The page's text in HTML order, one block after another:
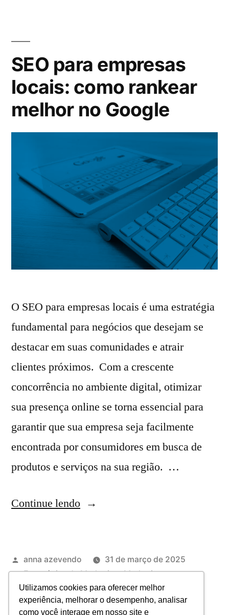
Utilizamos cookies para oferecer melhor
experiência, melhorar o desempenho, analisar
como você interage em nosso site e
SEO para empresas
locais: como rankear
melhor no Google
O SEO para empresas locais é uma estratégia
fundamental para negócios que desejam se
destacar em suas comunidades e atrair
clientes próximos. Com a crescente
concorrência no ambiente digital, otimizar
sua presença online se torna essencial para
garantir que sua empresa seja facilmente
encontrada por consumidores em busca de
produtos e serviços na sua região. …
Continue lendo
anna azevendo
31 de março de 2025
Estratégias de Marketing,Marketing
Marketing Digital ,seo ,técnicas de SEO
Deixe um comentário